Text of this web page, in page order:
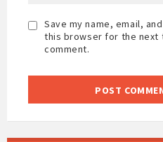
Save my name, email,
this browser for the next
comment.